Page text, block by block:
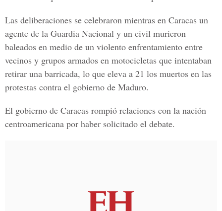
Las deliberaciones se celebraron mientras en Caracas un
agente de la Guardia Nacional y un civil murieron
baleados en medio de un violento enfrentamiento entre
vecinos y grupos armados en motocicletas que intentaban
retirar una barricada, lo que eleva a 21 los muertos en las
protestas contra el gobierno de Maduro.
El gobierno de Caracas rompió relaciones con la nación
centroamericana por haber solicitado el debate.